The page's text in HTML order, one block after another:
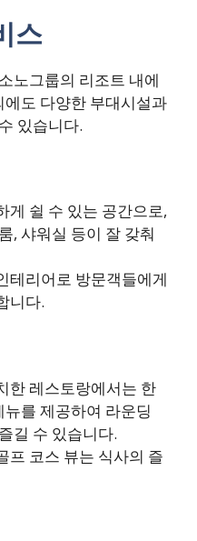
스
노그룹의 리조트 내에
도 다양한 부대시설과
있습니다.
게 쉴 수 있는 공간으로,
, 샤워실 등이 잘 갖춰
테리어로 방문객들에게
니다.
한 레스토랑에서는 한
를 제공하여 라운딩
길 수 있습니다.
프 코스 뷰는 식사의 즐